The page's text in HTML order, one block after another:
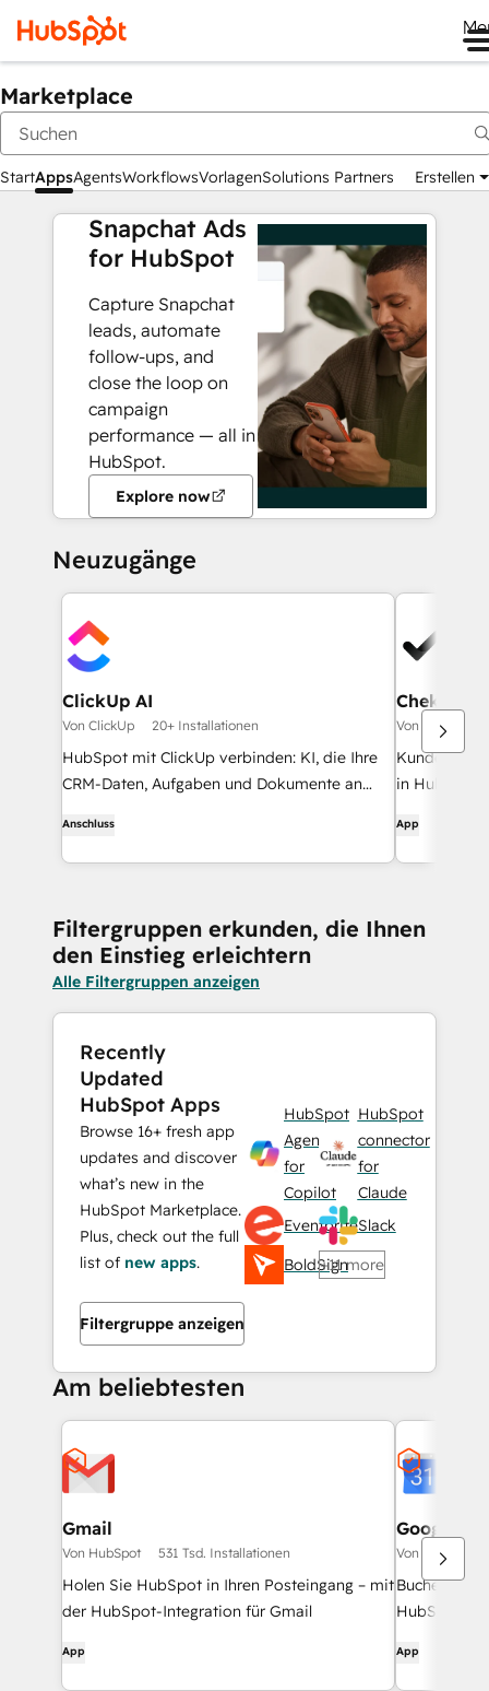
Marketplace
StartAppsAgentsWorkflowsVorlagenSolutions Partners Erstellen
Snapchat Ads
for HubSpot
Capture Snapchat
leads, automate
follow-ups, and
close the loop on
campaign
performance — all in
HubSpot.
Explore now
Neuzugänge
ClickUp AI
Von ClickUp 20+ Installationen
HubSpot mit ClickUp verbinden: KI, die Ihre
CRM-Daten, Aufgaben und Dokumente an
Anschluss
Chekkit
Von Chekkit
Kunden
in HubSpot
App
Filtergruppen erkunden, die Ihnen
den Einstieg erleichtern
Alle Filtergruppen anzeigen
Recently
Updated
HubSpot Apps
Browse 16+ fresh app
updates and discover
what’s new in the
HubSpot Marketplace.
Plus, check out the full
list of new apps.
Filtergruppe anzeigen
HubSpot
Agent
for
Copilot
HubSpot
connector
for
Claude
EventbriteSlack
BoldSign+11 more
Am beliebtesten
Gmail
Von HubSpot 531 Tsd. Installationen
Holen Sie HubSpot in Ihren Posteingang – mit
der HubSpot-Integration für Gmail
App
Google
Von HubSpot
Buchen Sie
HubSpot
App